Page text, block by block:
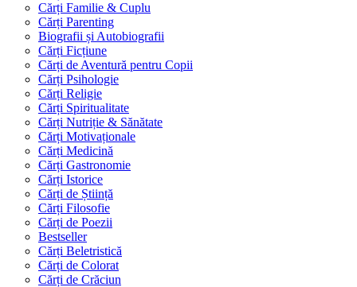
Cărți Familie & Cuplu
Cărți Parenting
Biografii și Autobiografii
Cărți Ficțiune
Cărți de Aventură pentru Copii
Cărți Psihologie
Cărți Religie
Cărți Spiritualitate
Cărți Nutriție & Sănătate
Cărți Motivaționale
Cărți Medicină
Cărți Gastronomie
Cărți Istorice
Cărți de Știință
Cărți Filosofie
Cărți de Poezii
Bestseller
Cărți Beletristică
Cărți de Colorat
Cărți de Crăciun